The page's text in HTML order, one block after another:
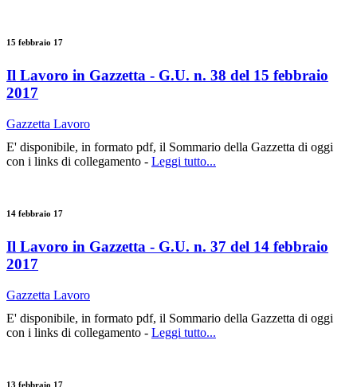
15 febbraio 17
Il Lavoro in Gazzetta - G.U. n. 38 del 15 febbraio
2017
Gazzetta Lavoro
E' disponibile, in formato pdf, il Sommario della Gazzetta di oggi
con i links di collegamento - Leggi tutto...
14 febbraio 17
Il Lavoro in Gazzetta - G.U. n. 37 del 14 febbraio
2017
Gazzetta Lavoro
E' disponibile, in formato pdf, il Sommario della Gazzetta di oggi
con i links di collegamento - Leggi tutto...
13 febbraio 17